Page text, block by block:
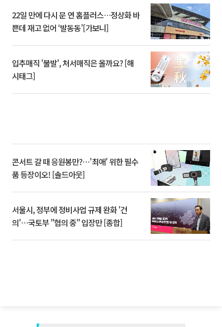
22일 만에 다시 문 연 홈플러스…정상화 바
쁜데 재고 없어 ‘발동동’[가보니]
입추매직 '불발', 처서매직은 올까요? [해
시태그]
콘서트 갈 때 응원봉만?⋯'최애' 위한 필수
품 등장이오! [솔드아웃]
서울시, 정부에 정비사업 규제 완화 '건
의'⋯국토부 "협의 중" 입장만 [종합]